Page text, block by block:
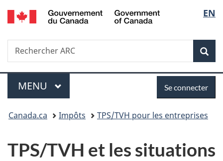
Passer
au
Passer
à
du
Passer
à
simplifiée
de
la
EN
Recherche
Rechercher
ARC
Menu
MENU PRINCIPAL
connecter
Se connecter
Vous
ici :
Canada.ca Impôts TPS/TVH pour les entreprises
TPS/TVH et les situations